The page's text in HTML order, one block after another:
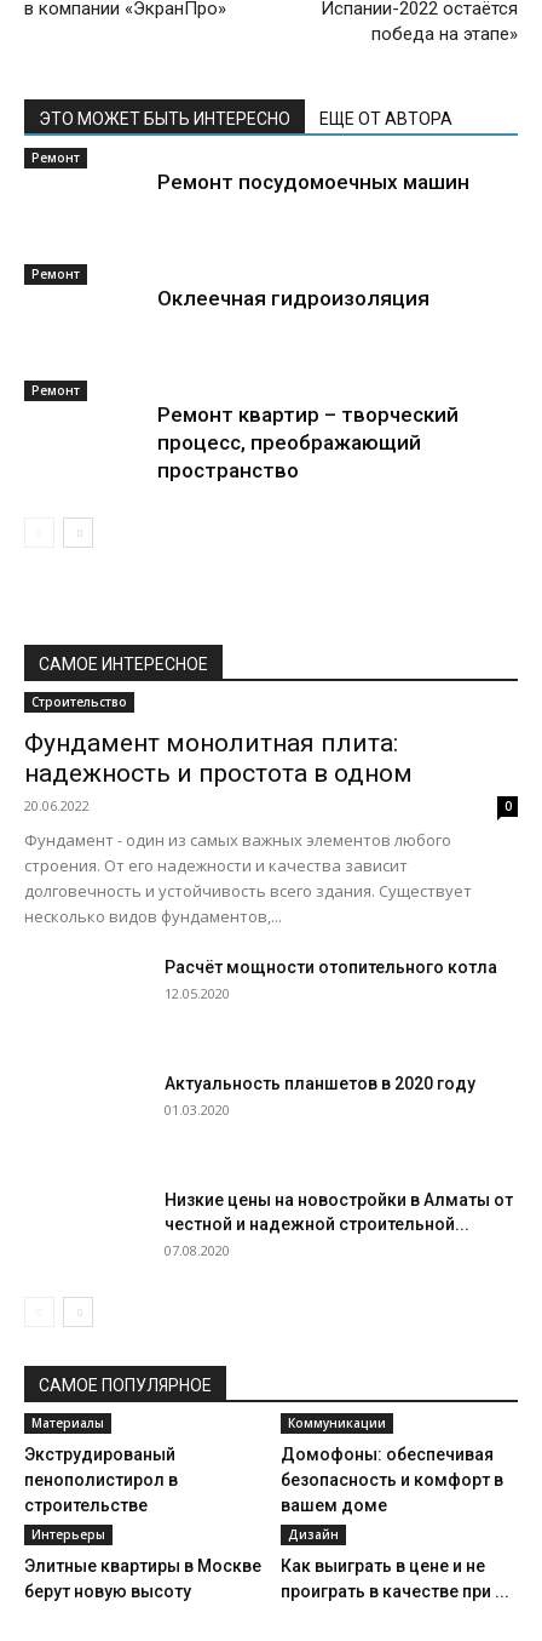
в компании «ЭкранПро»
Испании-2022 остаётся
победа на этапе»
ЭТО МОЖЕТ БЫТЬ ИНТЕРЕСНО ЕЩЕ ОТ АВТОРА
Ремонт
Ремонт посудомоечных машин
Ремонт
Оклеечная гидроизоляция
Ремонт
Ремонт квартир – творческий
процесс, преображающий
пространство
САМОЕ ИНТЕРЕСНОЕ
Строительство
Фундамент монолитная плита:
надежность и простота в одном
20.06.2022 0
Фундамент - один из самых важных элементов любого
строения. От его надежности и качества зависит
долговечность и устойчивость всего здания. Существует
несколько видов фундаментов,...
Расчёт мощности отопительного котла
12.05.2020
Актуальность планшетов в 2020 году
01.03.2020
Низкие цены на новостройки в Алматы от
честной и надежной строительной...
07.08.2020
САМОЕ ПОПУЛЯРНОЕ
Материалы
Экструдированый
пенополистирол в
строительстве
Коммуникации
Домофоны: обеспечивая
безопасность и комфорт в
вашем доме
Интерьеры
Элитные квартиры в Москве
берут новую высоту
Дизайн
Как выиграть в цене и не
проиграть в качестве при ...